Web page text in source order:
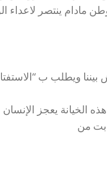
مادام ينتصر لاعداء
ويطلب ب
هذه الخيانة يعجز
من